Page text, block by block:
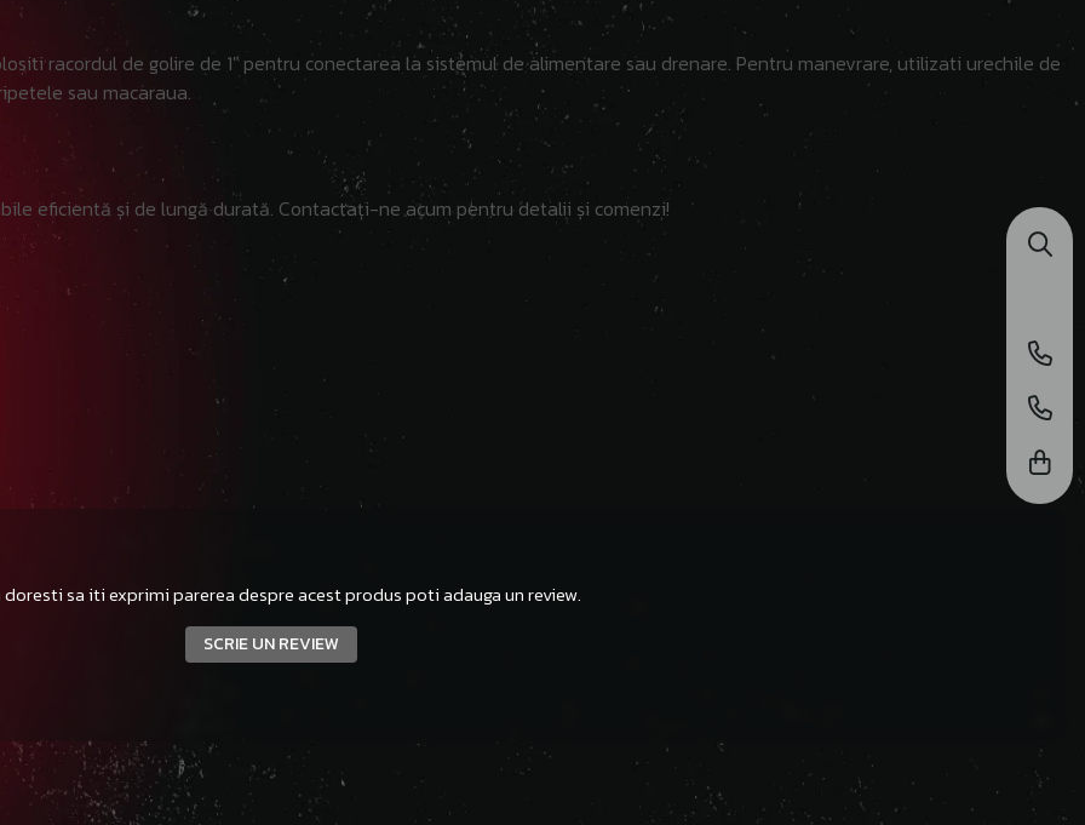
racordul de golire de 1″ pentru conectarea la sistemul de alimentare sau drenare. Pentru manevrare, utilizati urechile de
sau macaraua.
eficientă și de lungă durată. Contactați-ne acum pentru detalii și comenzi!
doresti sa iti exprimi parerea despre acest produs poti adauga un review.
SCRIE UN REVIEW